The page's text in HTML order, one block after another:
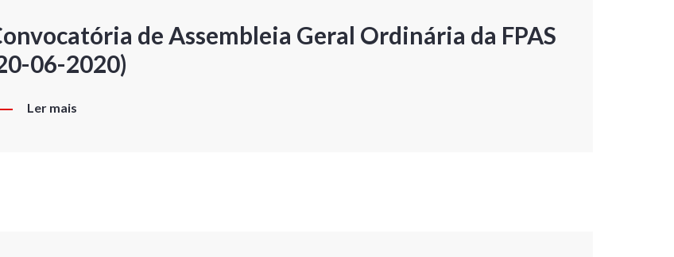
de Assembleia Geral Ordinária da FPAS
06-2020)
Ler mais